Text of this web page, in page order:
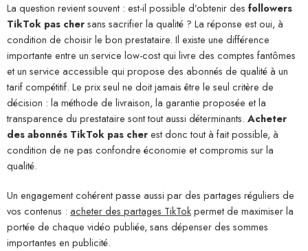
La question revient souvent : est-il possible d’obtenir des followers
TikTok pas chersans sacrifier la qualité ? La réponse est oui, à
condition de choisir le bon prestataire. Il existe une différence
importante entre un service low-cost qui livre des comptes fantômes
et un service accessible qui propose des abonnés de qualité à un
tarif compétitif. Le prix seul ne doit jamais être le seul critère de
décision : la méthode de livraison, la garantie proposée et la
transparence du prestataire sont tout aussi déterminants. Acheter
des abonnés TikTok pas cherest donc tout à fait possible, à
condition de ne pas confondre économie et compromis sur la
qualité.
Un engagement cohérent passe aussi par des partages réguliers de
vos contenus : acheter des partages TikTokpermet de maximiser la
portée de chaque vidéo publiée, sans dépenser des sommes
importantes en publicité.